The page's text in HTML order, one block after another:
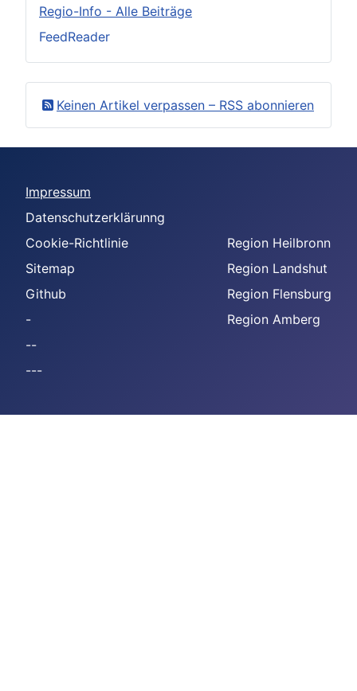
Regio-Info - Alle Beiträge
FeedReader
Keinen Artikel verpassen – RSS abonnieren
Impressum
Datenschutzerklärunng
Cookie-Richtlinie
Sitemap
Github
-
--
---
Region Heilbronn
Region Landshut
Region Flensburg
Region Amberg